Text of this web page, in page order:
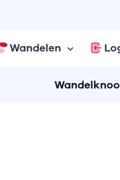
Wandelen